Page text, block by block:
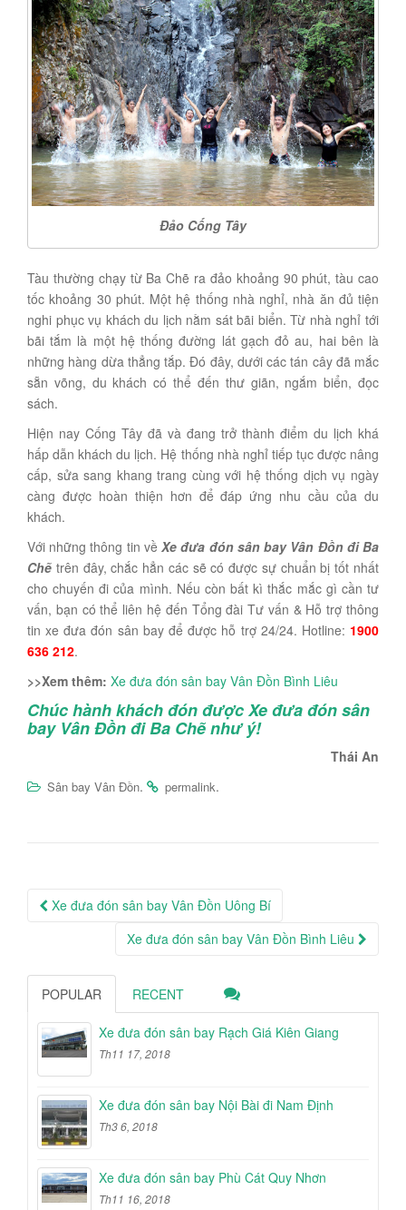
Đảo Cống Tây
Tàu thường chạy từ Ba Chẽ ra đảo khoảng 90 phút, tàu cao
tốc khoảng 30 phút. Một hệ thống nhà nghỉ, nhà ăn đủ tiện
nghi phục vụ khách du lịch nằm sát bãi biển. Từ nhà nghỉ tới
bãi tắm là một hệ thống đường lát gạch đỏ au, hai bên là
những hàng dừa thẳng tắp. Đó đây, dưới các tán cây đã mắc
sẵn võng, du khách có thể đến thư giãn, ngắm biển, đọc
sách.
Hiện nay Cống Tây đã và đang trở thành điểm du lịch khá
hấp dẫn khách du lịch. Hệ thống nhà nghỉ tiếp tục được nâng
cấp, sửa sang khang trang cùng với hệ thống dịch vụ ngày
càng được hoàn thiện hơn để đáp ứng nhu cầu của du
khách.
Với những thông tin vềXe đưa đón sân bay Vân Đồn đi Ba
Chẽ trên đây, chắc hẳn các sẽ có được sự chuẩn bị tốt nhất
cho chuyến đi của mình. Nếu còn bất kì thắc mắc gì cần tư
vấn, bạn có thể liên hệ đến Tổng đài Tư vấn & Hỗ trợ thông
tin xe đưa đón sân bay để được hỗ trợ 24/24. Hotline: 1900
636 212.
>>Xem thêm: Xe đưa đón sân bay Vân Đồn Bình Liêu
Chúc hành khách đón được Xe đưa đón sân
bay Vân Đồn đi Ba Chẽ như ý!
Thái An
Sân bay Vân Đồn. permalink.
Post
navigation
Xe đưa đón sân bay Vân Đồn Uông Bí
Xe đưa đón sân bay Vân Đồn Bình Liêu
POPULAR RECENT
Xe đưa đón sân bay Rạch Giá Kiên Giang
Th11 17, 2018
Xe đưa đón sân bay Nội Bài đi Nam Định
Th3 6, 2018
Xe đưa đón sân bay Phù Cát Quy Nhơn
Th11 16, 2018